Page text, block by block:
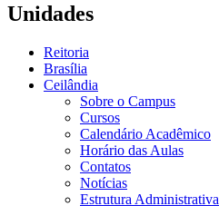
Unidades
Reitoria
Brasília
Ceilândia
Sobre o Campus
Cursos
Calendário Acadêmico
Horário das Aulas
Contatos
Notícias
Estrutura Administrativa